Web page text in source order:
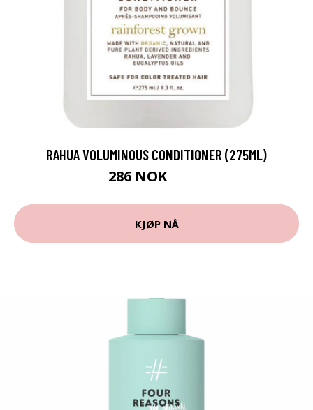
RAHUA VOLUMINOUS CONDITIONER (275ML)
286 NOK
KJØP NÅ